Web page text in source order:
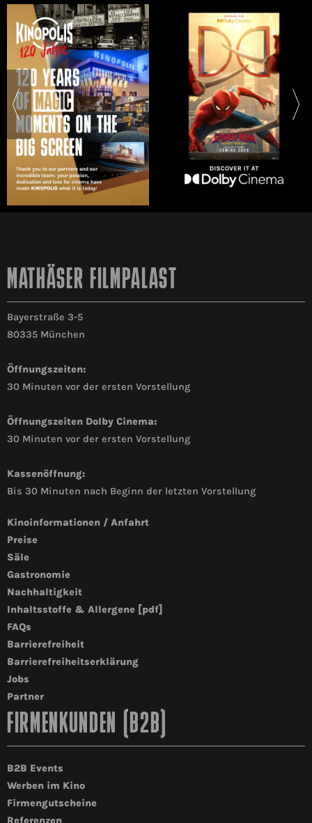
MATHÄSER FILMPALAST
Bayerstraße 3-5
80335 München
Öffnungszeiten:
30 Minuten vor der ersten Vorstellung
Öffnungszeiten Dolby Cinema:
30 Minuten vor der ersten Vorstellung
Kassenöffnung:
Bis 30 Minuten nach Beginn der letzten Vorstellung
Kinoinformationen / Anfahrt
Preise
Säle
Gastronomie
Nachhaltigkeit
Inhaltsstoffe & Allergene [pdf]
FAQs
Barrierefreiheit
Barrierefreiheitserklärung
Jobs
Partner
FIRMENKUNDEN (B2B)
B2B Events
Werben im Kino
Firmengutscheine
Referenzen